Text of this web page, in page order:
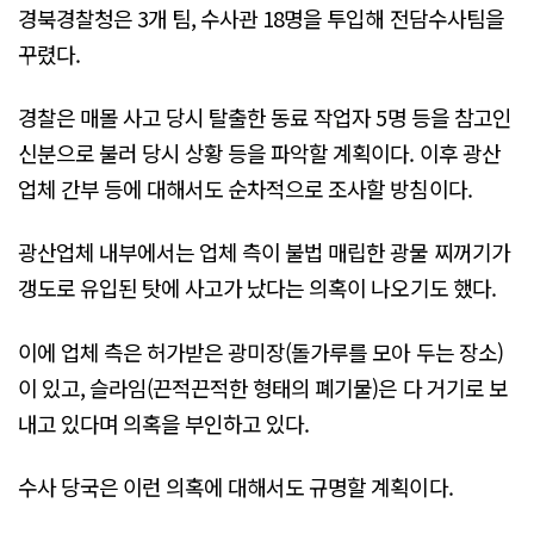
경북경찰청은 3개 팀, 수사관 18명을 투입해 전담수사팀을
꾸렸다.
경찰은 매몰 사고 당시 탈출한 동료 작업자 5명 등을 참고인
신분으로 불러 당시 상황 등을 파악할 계획이다. 이후 광산
업체 간부 등에 대해서도 순차적으로 조사할 방침이다.
광산업체 내부에서는 업체 측이 불법 매립한 광물 찌꺼기가
갱도로 유입된 탓에 사고가 났다는 의혹이 나오기도 했다.
이에 업체 측은 허가받은 광미장(돌가루를 모아 두는 장소)
이 있고, 슬라임(끈적끈적한 형태의 폐기물)은 다 거기로 보
내고 있다며 의혹을 부인하고 있다.
수사 당국은 이런 의혹에 대해서도 규명할 계획이다.